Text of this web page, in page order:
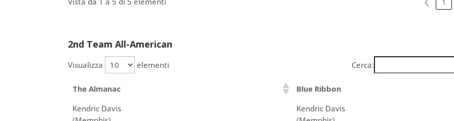
2nd Team All-American
Visualizza elementi Cerca:
The Almanac
Blue Ribbon
Kendric Davis
Kendric Davis